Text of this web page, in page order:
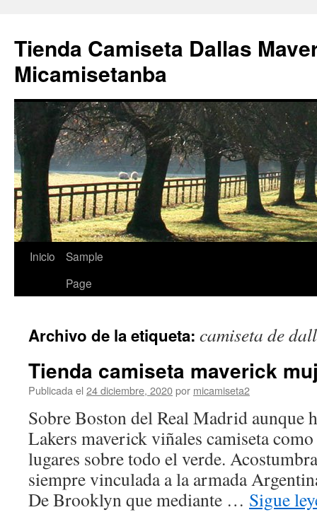
Tienda Camiseta Dallas
Micamisetanba
Saltar
Inicio
Sample
Page
Archivo de la etiqueta: camiseta de
Tienda camiseta maverick
Publicada el 24 diciembre, 2020por micamiseta2
Sobre Boston del Real Madrid aunque
Lakers maverick viñales camiseta
lugares sobre todo el verde.
siempre vinculada a la armada
De Brooklyn que mediante … Sigue